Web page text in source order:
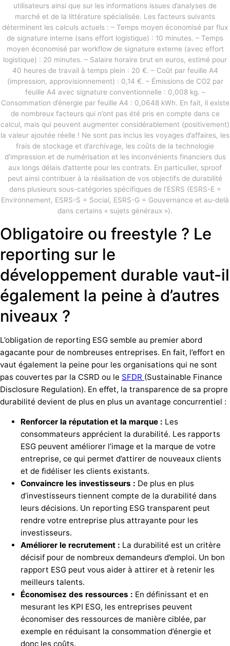
utilisateurs ainsi que sur les informations issues d’analyses de
marché et de la littérature spécialisée. Les facteurs suivants
déterminent les calculs actuels : – Temps moyen économisé par flux
de signature interne (sans effort logistique) : 10 minutes. – Temps
moyen économisé par workflow de signature externe (avec effort
logistique) : 20 minutes. – Salaire horaire brut en euros, estimé pour
40 heures de travail à temps plein : 20 €. – Coût par feuille A4
(impression, approvisionnement) : 0,14 €. – Émissions de CO2 par
feuille A4 avec signature conventionnelle : 0,008 kg. –
Consommation d’énergie par feuille A4 : 0,0648 kWh. En fait, il existe
de nombreux facteurs qui n’ont pas été pris en compte dans ce
calcul, mais qui peuvent augmenter considérablement (positivement)
la valeur ajoutée réelle ! Ne sont pas inclus les voyages d’affaires, les
frais de stockage et d’archivage, les coûts de la technologie
d’impression et de numérisation et les inconvénients financiers dus
aux longs délais d’attente pour les contrats. En particulier, sproof
peut ainsi contribuer à la réalisation de vos objectifs de durabilité
dans plusieurs sous-catégories spécifiques de l’ESRS (ESRS-E =
Environnement, ESRS-S = Social, ESRS-G = Gouvernance et au-delà
dans certains « sujets généraux »).
Obligatoire ou freestyle ? Le
reporting sur le
développement durable vaut-il
également la peine à d’autres
niveaux ?
L’obligation de reporting ESG semble au premier abord
agacante pour de nombreuses entreprises. En fait, l’effort en
vaut également la peine pour les organisations qui ne sont
pas couvertes par la CSRD ou le SFDR (Sustainable Finance
Disclosure Regulation). En effet, la transparence de sa propre
durabilité devient de plus en plus un avantage concurrentiel :
Renforcer la réputation et la marque : Les
consommateurs apprécient la durabilité. Les rapports
ESG peuvent améliorer l’image et la marque de votre
entreprise, ce qui permet d’attirer de nouveaux clients
et de fidéliser les clients existants.
Convaincre les investisseurs : De plus en plus
d’investisseurs tiennent compte de la durabilité dans
leurs décisions. Un reporting ESG transparent peut
rendre votre entreprise plus attrayante pour les
investisseurs.
Améliorer le recrutement : La durabilité est un critère
décisif pour de nombreux demandeurs d’emploi. Un bon
rapport ESG peut vous aider à attirer et à retenir les
meilleurs talents.
Économisez des ressources : En définissant et en
mesurant les KPI ESG, les entreprises peuvent
économiser des ressources de manière ciblée, par
exemple en réduisant la consommation d’énergie et
donc les coûts.